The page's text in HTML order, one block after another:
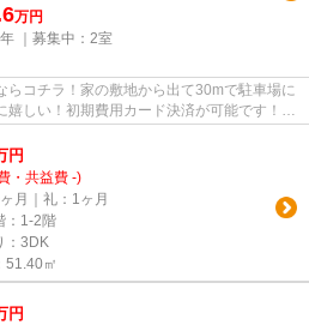
万円
｜募集中： 2室
らコチラ！家の敷地から出て30mで駐車場に
しい！初期費用カード決済が可能です！
円
・共益費 -)
月｜礼：1ヶ月
：1-2階
：3DK
51.40㎡
円